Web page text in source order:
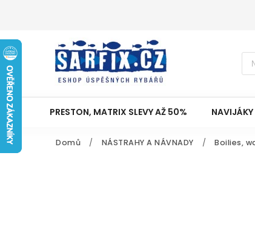
PRESTON, MATRIX SLEVY AŽ 50% NAVIJÁKY
Domů / NÁSTRAHY A NÁVNADY / Boilies,